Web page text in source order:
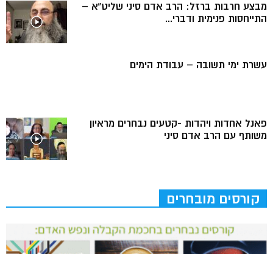
מבצע חרבות ברזל: הרב אדם סיני שליט”א –
התייחסות פנימית ודברי...
עשרת ימי תשובה – עבודת הימים
פאנל אחדות ויהדות -קטעים נבחרים מראיון
משותף עם הרב אדם סיני
קורסים מובחרים